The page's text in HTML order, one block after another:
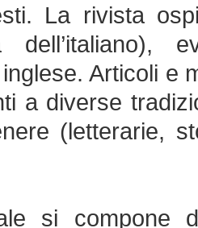
La rivista
dell’italiano),
Articoli e
a diverse
(letterarie,
si compone